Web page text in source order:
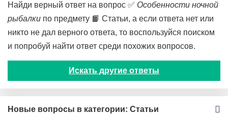
Найди верный ответ на вопрос ✅ Особенности ночной
рыбалки по предмету 📙 Статьи, а если ответа нет или
никто не дал верного ответа, то воспользуйся поиском
и попробуй найти ответ среди похожих вопросов.
Искать другие ответы
Новые вопросы в категории: Статьи